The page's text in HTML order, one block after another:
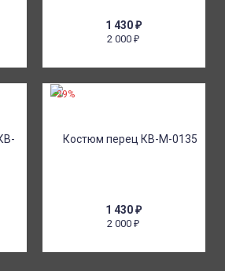
1 430₽
2 000₽
1 430₽
2 000₽
-29%